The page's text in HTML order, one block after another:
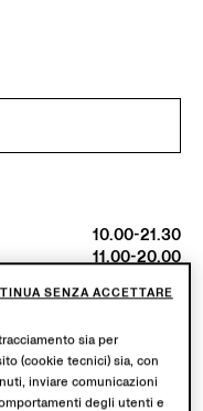
10.00-21.30
11.00-20.00
sia per
(cookie tecnici) sia, con
inviare comunicazioni
degli utenti e
SENZA ACCETTARE